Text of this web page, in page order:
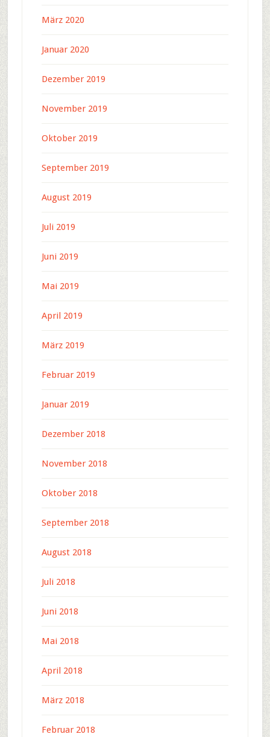
März 2020
Januar 2020
Dezember 2019
November 2019
Oktober 2019
September 2019
August 2019
Juli 2019
Juni 2019
Mai 2019
April 2019
März 2019
Februar 2019
Januar 2019
Dezember 2018
November 2018
Oktober 2018
September 2018
August 2018
Juli 2018
Juni 2018
Mai 2018
April 2018
März 2018
Februar 2018